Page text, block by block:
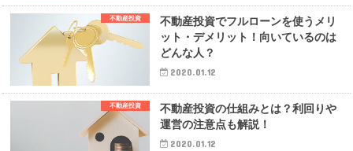
不動産投資
不動産投資でフルローンを使うメリ
ット・デメリット！向いているのは
どんな人？
2020.01.12
不動産投資
不動産投資の仕組みとは？利回りや
運営の注意点も解説！
2020.01.12